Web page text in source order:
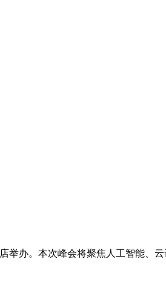
举办。本次峰会将聚焦人工智能、